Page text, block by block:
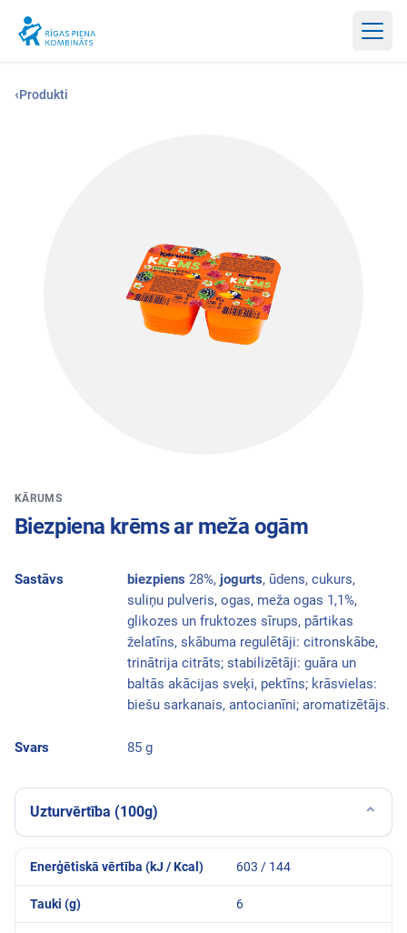
‹Produkti
KĀRUMS
Biezpiena krēms ar meža ogām
Sastāvs biezpiens 28%, jogurts, ūdens, cukurs,
suliņu pulveris, ogas, meža ogas 1,1%,
glikozes un fruktozes sīrups, pārtikas
želatīns, skābuma regulētāji: citronskābe,
trinātrija citrāts; stabilizētāji: guāra un
baltās akācijas sveķi, pektīns; krāsvielas:
biešu sarkanais, antocianīni; aromatizētājs.
Svars 85 g
Uzturvērtība (100g) ⌄
Enerģētiskā vērtība (kJ / Kcal) 603 / 144
Tauki (g) 6